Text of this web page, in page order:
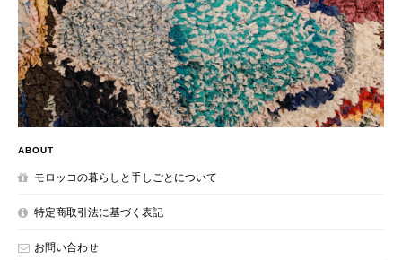
ABOUT
モロッコの暮らしと手しごとについて
特定商取引法に基づく表記
お問い合わせ